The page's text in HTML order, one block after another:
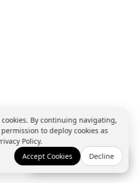
By continuing navigating,
to deploy cookies as
Policy.
Accept Cookies
Decline
Réserver une démo →